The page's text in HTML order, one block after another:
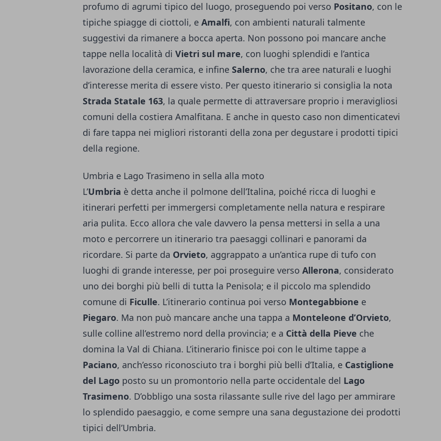
profumo di agrumi tipico del luogo, proseguendo poi verso Positano, con le
tipiche spiagge di ciottoli, e Amalfi, con ambienti naturali talmente
suggestivi da rimanere a bocca aperta. Non possono poi mancare anche
tappe nella località di Vietri sul mare, con luoghi splendidi e l’antica
lavorazione della ceramica, e infine Salerno, che tra aree naturali e luoghi
d’interesse merita di essere visto. Per questo itinerario si consiglia la nota
Strada Statale 163, la quale permette di attraversare proprio i meravigliosi
comuni della costiera Amalfitana. E anche in questo caso non dimenticatevi
di fare tappa nei migliori ristoranti della zona per degustare i prodotti tipici
della regione.
Umbria e Lago Trasimeno in sella alla moto
L’Umbria è detta anche il polmone dell’Italina, poiché ricca di luoghi e
itinerari perfetti per immergersi completamente nella natura e respirare
aria pulita. Ecco allora che vale davvero la pensa mettersi in sella a una
moto e percorrere un itinerario tra paesaggi collinari e panorami da
ricordare. Si parte da Orvieto, aggrappato a un’antica rupe di tufo con
luoghi di grande interesse, per poi proseguire verso Allerona, considerato
uno dei borghi più belli di tutta la Penisola; e il piccolo ma splendido
comune di Ficulle. L’itinerario continua poi verso Montegabbione e
Piegaro. Ma non può mancare anche una tappa a Monteleone d’Orvieto,
sulle colline all’estremo nord della provincia; e a Città della Pieve che
domina la Val di Chiana. L’itinerario finisce poi con le ultime tappe a
Paciano, anch’esso riconosciuto tra i borghi più belli d’Italia, e Castiglione
del Lago posto su un promontorio nella parte occidentale del Lago
Trasimeno. D’obbligo una sosta rilassante sulle rive del lago per ammirare
lo splendido paesaggio, e come sempre una sana degustazione dei prodotti
tipici dell’Umbria.